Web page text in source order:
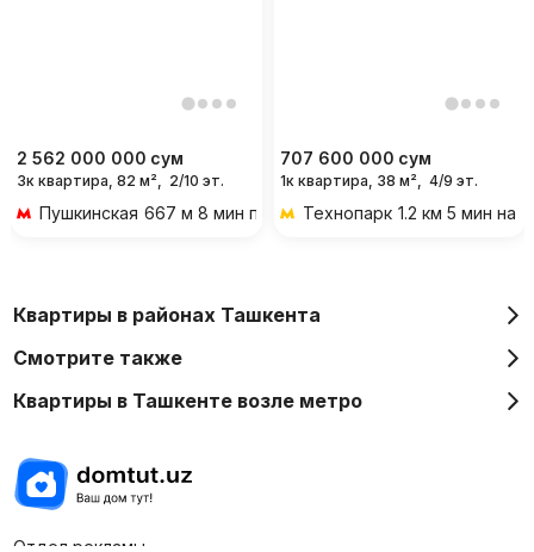
2 562 000 000 сум
3к квартира, 82 м², 2/10 эт.
Пушкинская 667 м 8 мин пешком
707 600 000 сум
1к квартира, 38 м², 4/9 эт.
Технопарк 1.2 км 5 мин на
Квартиры в районах Ташкента
Смотрите также
Квартиры в Ташкенте возле метро
Отдел рекламы